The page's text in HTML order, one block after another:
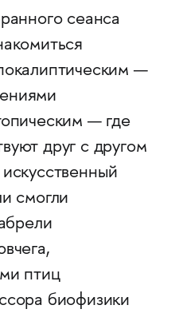
сеанса
—
— где
друг с другом
смогли
птиц
биофизики